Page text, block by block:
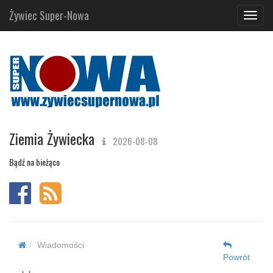
Żywiec Super-Nowa
Ziemia Żywiecka 2026-08-08
Bądź na bieżąco
Wiadomości
Powrót